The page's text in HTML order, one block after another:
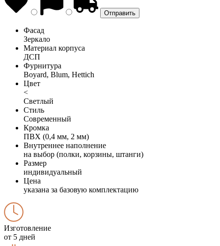
Фасад
Зеркало
Материал корпуса
ДСП
Фурнитура
Boyard, Blum, Hettich
Цвет
<
Светлый
Стиль
Современный
Кромка
ПВХ (0,4 мм, 2 мм)
Внутреннее наполнение
на выбор (полки, корзины, штанги)
Размер
индивидуальный
Цена
указана за базовую комплектацию
Изготовление
от 5 дней